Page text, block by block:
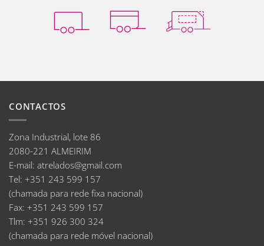
CONTACTOS
Zona Industrial, lote 86
2080-221 ALMEIRIM
E-mail: atrelados@gmail.com
Tel: +351 243 599 157
(chamada para rede fixa nacional)
Fax: +351 243 599 157
Tlm: +351 926 300 324
(chamada para rede móvel nacional)